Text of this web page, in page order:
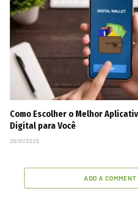
Como Escolher o Melhor
Digital para Você
30/01/2025
ADD A COMMENT